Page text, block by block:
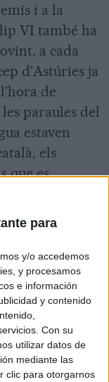
para
y/o accedemos
y procesamos
e información
y contenido
Con su
utilizar datos de
mediante las
clic para otorgarnos
i a la
VI també ha
a cada
d'Astúries ja
de
paraules del
estaven
els
que es
recordant
nous
a
el
i
com "el